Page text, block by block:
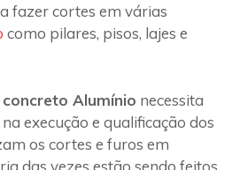
fazer cortes em várias
como pilares, pisos, lajes e
Alumínio necessita
execução e qualificação dos
os cortes e furos em
das vezes estão sendo feitos